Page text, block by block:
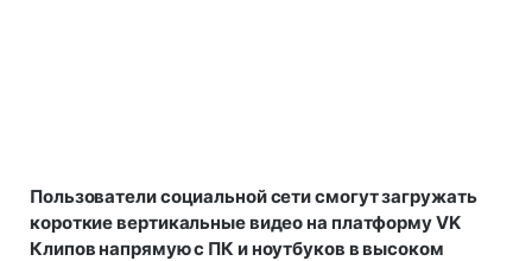
Пользователи социальной сети смогут загружать
короткие вертикальные видео на платформу VK
Клипов напрямую с ПК и ноутбуков в высоком